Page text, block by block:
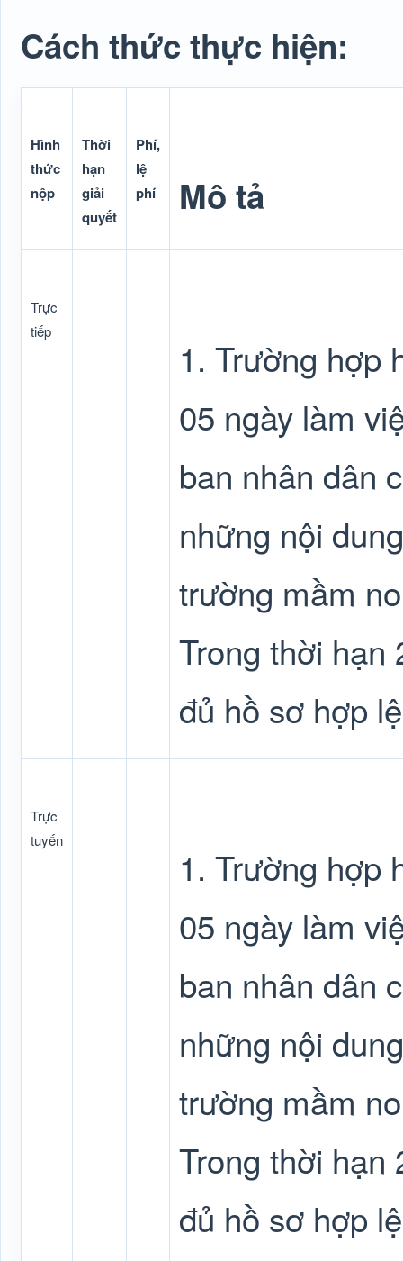
Cách thức thực hiện:
Hình
thức
nộp
Thời
hạn
giải
quyết
Phí,
lệ
phí
Mô tả
Trực
tiếp
1. Trường hợp
05 ngày làm
ban nhân dân
những nội
trường mầm
Trong thời hạn
đủ hồ sơ hợp
Trực
tuyến
1. Trường hợp
05 ngày làm
ban nhân dân
những nội
trường mầm
Trong thời hạn
đủ hồ sơ hợp